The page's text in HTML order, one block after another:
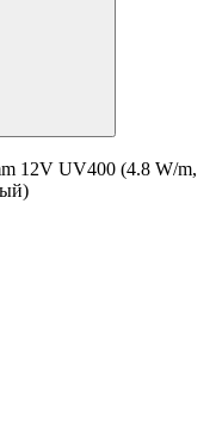
12V UV400 (4.8 W/m,